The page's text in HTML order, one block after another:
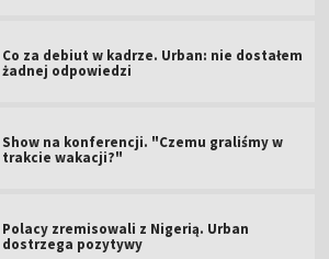
Co za debiut w kadrze. Urban: nie dostałem
żadnej odpowiedzi
Show na konferencji. "Czemu graliśmy w
trakcie wakacji?"
Polacy zremisowali z Nigerią. Urban
dostrzega pozytywy